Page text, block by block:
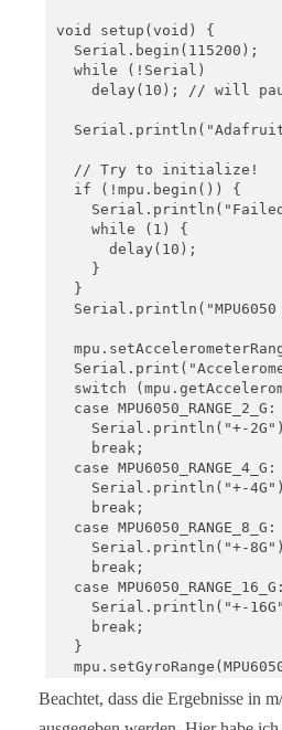
void setup(void) {
  Serial.begin(115200);
  while (!Serial)
delay(10); // will
  // Try to initialize!
  if (!mpu.begin()) {
    while (1) {
      delay(10);
    }
  }
Serial.println("MPU6050
switch
  case MPU6050_RANGE_2_G:
Serial.println("+-
    break;
  case MPU6050_RANGE_4_G:
Serial.println("+-
    break;
  case MPU6050_RANGE_8_G:
Serial.println("+-
    break;
  case MPU6050_RANGE_16_G:
Serial.println("+-
    break;
  }
Serial.print("Gyro
switch
case
Beachtet, dass die Ergebnisse in